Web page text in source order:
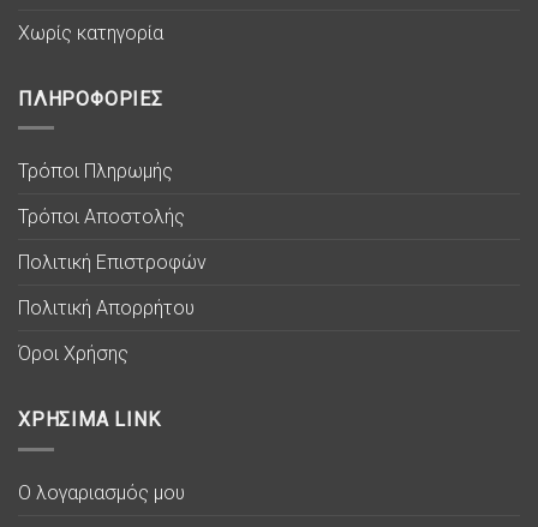
Χωρίς κατηγορία
ΠΛΗΡΟΦΟΡΙΕΣ
Τρόποι Πληρωμής
Τρόποι Αποστολής
Πολιτική Επιστροφών
Πολιτική Απορρήτου
Όροι Χρήσης
ΧΡΗΣΙΜΑ LINK
Ο λογαριασμός μου